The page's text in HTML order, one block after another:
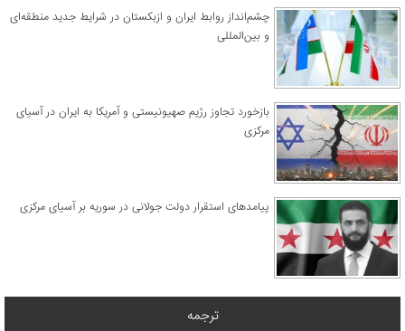
چشم‌انداز روابط ایران و ازبکستان در شرایط جدید منطقه‌ای
و بین‌المللی
​بازخورد تجاوز رژیم صهیونیستی و آمریکا به ایران در آسیای
مرکزی
پیامدهای استقرار دولت جولانی در سوریه بر آسیای مرکزی
ترجمه